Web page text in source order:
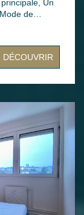
et 880.00€
:
€
états des
est exposé
DÉCOUVRIR